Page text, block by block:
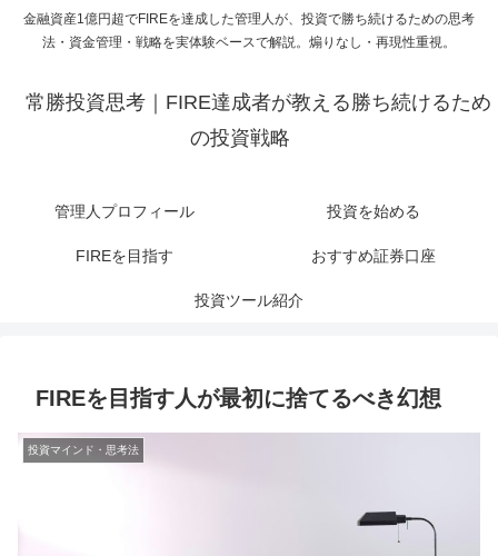
金融資産1億円超でFIREを達成した管理人が、投資で勝ち続けるための思考
法・資金管理・戦略を実体験ベースで解説。煽りなし・再現性重視。
常勝投資思考｜FIRE達成者が教える勝ち続けるため
の投資戦略
管理人プロフィール 投資を始める
FIREを目指す おすすめ証券口座
投資ツール紹介
FIREを目指す人が最初に捨てるべき幻想
投資マインド・思考法